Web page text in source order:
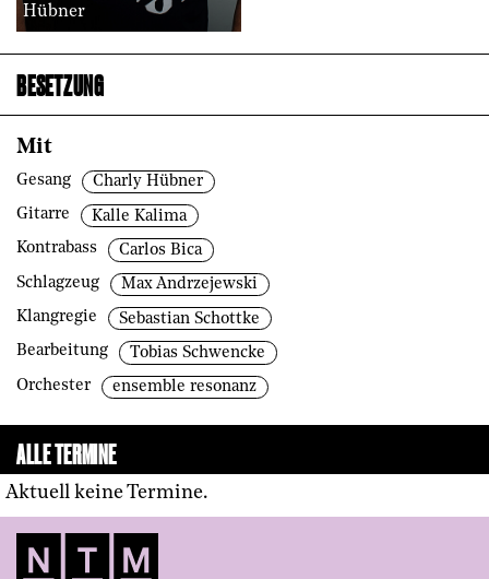
Hübner
BESETZUNG
Mit
Gesang
Charly Hübner
Gitarre
Kalle Kalima
Kontrabass
Carlos Bica
Schlagzeug
Max Andrzejewski
Klangregie
Sebastian Schottke
Bearbeitung
Tobias Schwencke
Orchester
ensemble resonanz
ALLE TERMINE
Aktuell keine Termine.